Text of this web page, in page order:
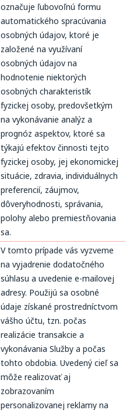
označuje ľubovoľnú formu
automatického spracúvania
osobných údajov, ktoré je
založené na využívaní
osobných údajov na
hodnotenie niektorých
osobných charakteristík
fyzickej osoby, predovšetkým
na vykonávanie analýz a
prognóz aspektov, ktoré sa
týkajú efektov činnosti tejto
fyzickej osoby, jej ekonomickej
situácie, zdravia, individuálnych
preferencií, záujmov,
dôveryhodnosti, správania,
polohy alebo premiestňovania
sa.
V tomto prípade vás vyzveme
na vyjadrenie dodatočného
súhlasu a uvedenie e-mailovej
adresy. Použijú sa osobné
údaje získané prostredníctvom
vášho účtu, tzn. počas
realizácie transakcie a
vykonávania Služby a počas
tohto obdobia. Uvedený cieľ sa
môže realizovať aj
zobrazovaním
personalizovanej reklamy na